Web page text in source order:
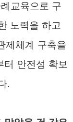
교육으로 구
노력을 하고
제체계 구축을
터 안전성 확보
.